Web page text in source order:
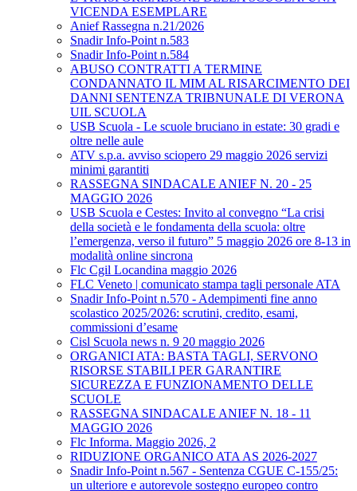
VICENDA ESEMPLARE
Anief Rassegna n.21/2026
Snadir Info-Point n.583
Snadir Info-Point n.584
ABUSO CONTRATTI A TERMINE
CONDANNATO IL MIM AL RISARCIMENTO DEI
DANNI SENTENZA TRIBNUNALE DI VERONA
UIL SCUOLA
USB Scuola - Le scuole bruciano in estate: 30 gradi e
oltre nelle aule
ATV s.p.a. avviso sciopero 29 maggio 2026 servizi
minimi garantiti
RASSEGNA SINDACALE ANIEF N. 20 - 25
MAGGIO 2026
USB Scuola e Cestes: Invito al convegno “La crisi
della società e le fondamenta della scuola: oltre
l’emergenza, verso il futuro” 5 maggio 2026 ore 8-13 in
modalità online sincrona
Flc Cgil Locandina maggio 2026
FLC Veneto | comunicato stampa tagli personale ATA
Snadir Info-Point n.570 - Adempimenti fine anno
scolastico 2025/2026: scrutini, credito, esami,
commissioni d’esame
Cisl Scuola news n. 9 20 maggio 2026
ORGANICI ATA: BASTA TAGLI, SERVONO
RISORSE STABILI PER GARANTIRE
SICUREZZA E FUNZIONAMENTO DELLE
SCUOLE
RASSEGNA SINDACALE ANIEF N. 18 - 11
MAGGIO 2026
Flc Informa. Maggio 2026, 2
RIDUZIONE ORGANICO ATA AS 2026-2027
Snadir Info-Point n.567 - Sentenza CGUE C‑155/25:
un ulteriore e autorevole sostegno europeo contro